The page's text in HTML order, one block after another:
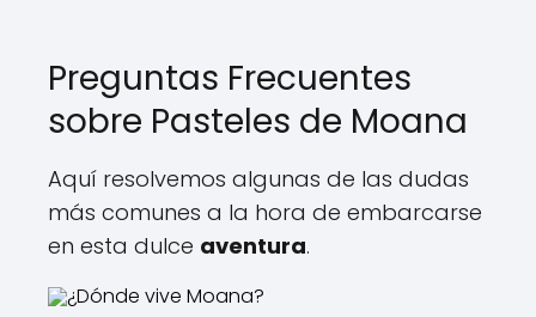
Preguntas Frecuentes
sobre Pasteles de Moana
Aquí resolvemos algunas de las dudas
más comunes a la hora de embarcarse
en esta dulce aventura.